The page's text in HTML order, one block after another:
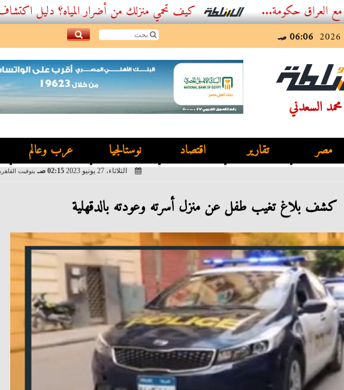
كيف تحمي منزلك من أضرار المياه؟ دليل اكتشاف
06:06 صـ
محمد السعدني
مصر تقارير اقتصاد نوستالجيا عرب وعالم
الثلاثاء، 27 يونيو 2023 02:15 صـ بتوقيت
كشف بلاغ تغيب طفل عن منزل أسرته وعودته بالدقهلية